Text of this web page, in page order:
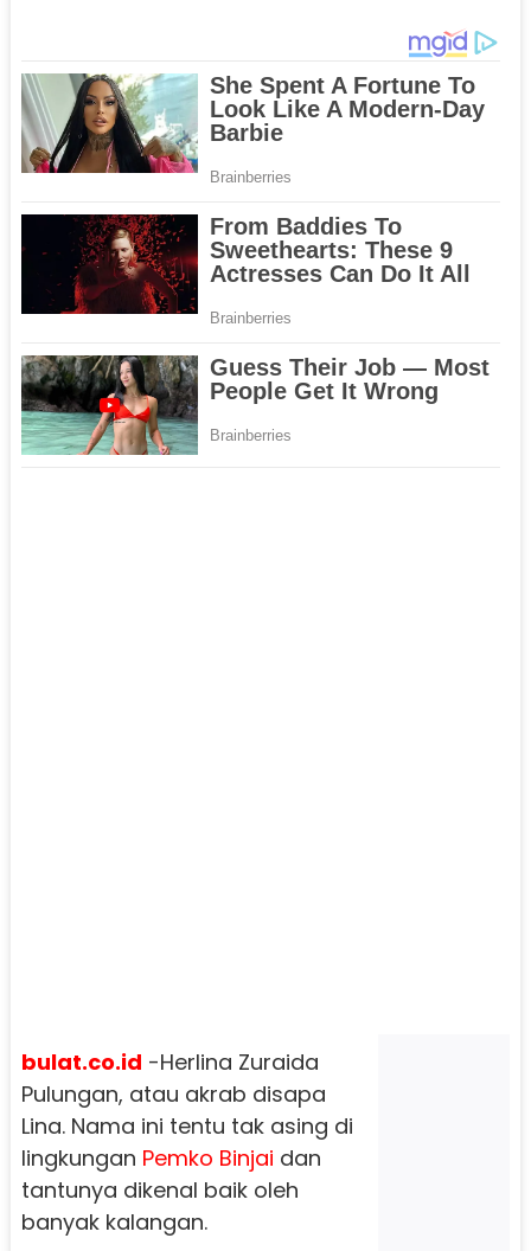
bulat.co.id -Herlina Zuraida
Pulungan, atau akrab disapa
Lina. Nama ini tentu tak asing di
lingkungan Pemko Binjai dan
tantunya dikenal baik oleh
banyak kalangan.